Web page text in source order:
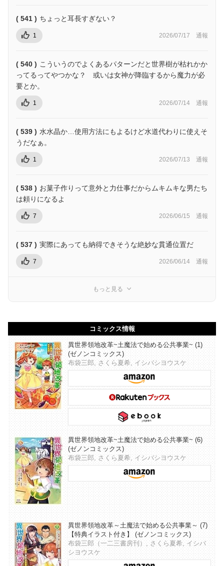
( 541 ) ちょっと耳長すぎない？
1 2026/07/17 通報
( 540 ) こういうのでよくあるパターンだと世界樹が枯れかか
ってるってやつかな？ 或いは女神が降臨するから魔力が必
要とか。
1 2026/07/14 通報
( 539 ) 水水晶か…使用方法にもよるけど水道代わりに使えそ
うだなぁ。
1 2026/07/13 通報
( 538 ) お菓子作りって意外と力仕事だからムキムキな男たち
は頼りになるよ
7 2026/06/15 通報
( 537 ) 実際にあっても納得できそうな絶妙な貫通位置だ
7 2026/06/14 通報
もっと見る
コミックス情報
異世界領地改革~土魔法で始める公共事業~ (1)
(ゼノンコミックス)
布袋三郎, さくら夏希, イシバシヨウスケ
異世界領地改革~土魔法で始める公共事業~ (6)
(ゼノンコミックス)
布袋三郎, さくら夏希, イシバシヨウスケ
異世界領地改革～土魔法で始める公共事業～ (7)
【特典イラスト付き】 (ゼノンコミックス)
布袋三郎（一二三書房刊）, さくら夏希, イシバ
シヨウスケ